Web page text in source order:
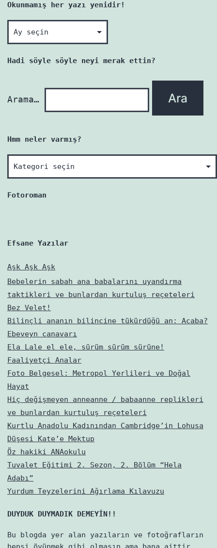
Okunmamış her yazı yenidir!
Okunmamış
her
yazı
Hadi söyle söyle neyi merak ettin?
Arama…
Hmm neler varmış?
Hmm
neler
varmış?
Fotoroman
Efsane Yazılar
Aşk Aşk Aşk
Bebelerin sabah ana babalarını uyandırma
taktikleri ve bunlardan kurtuluş reçeteleri
Bez Velet!
Bilinçli ananın bilincine tükürdüğü an: Acaba?
Ebeveyn canavarı
Ela Lale el ele, sürüm sürüm sürüne!
Faaliyetçi Analar
Foto Belgesel: Metropol Yerlileri ve Doğal
Hayat
Hiç değişmeyen anneanne / babaanne replikleri
ve bunlardan kurtuluş reçeteleri
Kurtlu Anadolu Kadınından Cambridge’in Lohusa
Düşesi Kate’e Mektup
Öz hakiki ANAokulu
Tuvalet Eğitimi 2. Sezon, 2. Bölüm “Hela
Adabı”
Yurdum Teyzelerini Ağırlama Kılavuzu
DUYDUK DUYMADIK DEMEYİN!!
Bu blogda yer alan yazıların ve fotoğrafların